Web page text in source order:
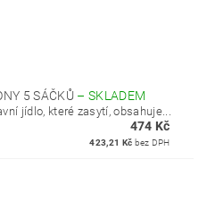
5 SÁČKŮ – SKLADEM
jídlo, které zasytí, obsahuje...
474 Kč
423,21 Kč bez DPH